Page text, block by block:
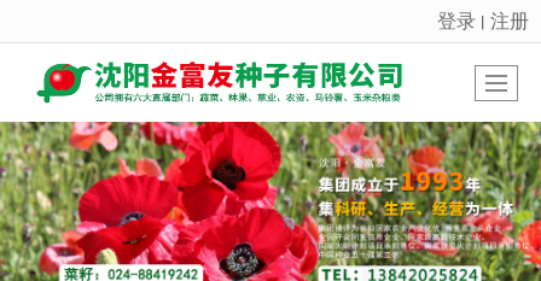
很遗憾，因您的浏览器版本过低导致无法获得最佳浏览体验，推荐下载安装谷歌浏览器！
登录 丨 注册